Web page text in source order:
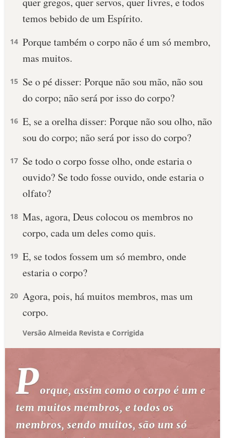
temos bebido de um Espírito.
14 Porque também o corpo não é um só membro,
mas muitos.
15 Se o pé disser: Porque não sou mão, não sou
do corpo; não será por isso do corpo?
16 E, se a orelha disser: Porque não sou olho, não
sou do corpo; não será por isso do corpo?
17 Se todo o corpo fosse olho, onde estaria o
ouvido? Se todo fosse ouvido, onde estaria o
olfato?
18 Mas, agora, Deus colocou os membros no
corpo, cada um deles como quis.
19 E, se todos fossem um só membro, onde
estaria o corpo?
20 Agora, pois, há muitos membros, mas um
corpo.
Versão Almeida Revista e Corrigida